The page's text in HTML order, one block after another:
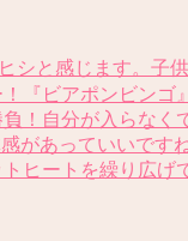
シと感じます。子
『ビアポンビンゴ
！自分が入らなく
があっていいです
ヒートを繰り広げ